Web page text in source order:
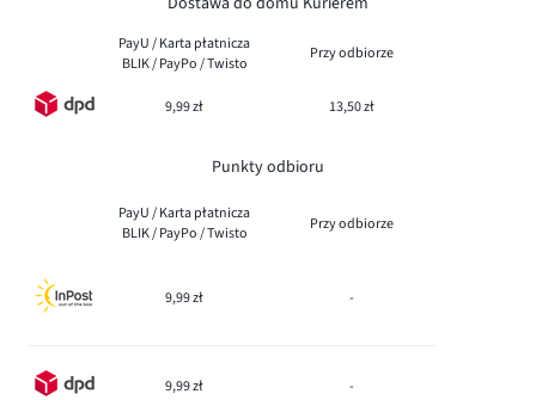
PayU / Karta płatnicza
BLIK / PayPo / Twisto
Przy odbiorze
9,99 zł 13,50 zł
Punkty odbioru
PayU / Karta płatnicza
BLIK / PayPo / Twisto
Przy odbiorze
9,99 zł -
9,99 zł -